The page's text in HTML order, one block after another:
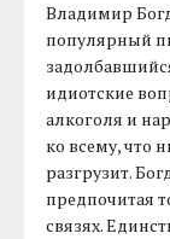
Владимир
популярный
идиотские
алкоголя и
ко всему, что
разгрузит.
предпочитая
связях.